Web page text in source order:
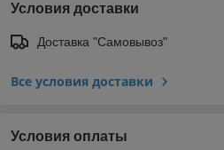
Условия доставки
Доставка "Самовывоз"
Все условия доставки
Условия оплаты